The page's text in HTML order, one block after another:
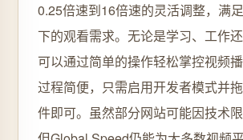
0.25倍速到16倍速的灵活调整，满
下的观看需求。无论是学习、工作
可以通过简单的操作轻松掌控视频
过程简便，只需启用开发者模式并
件即可。虽然部分网站可能因技术限